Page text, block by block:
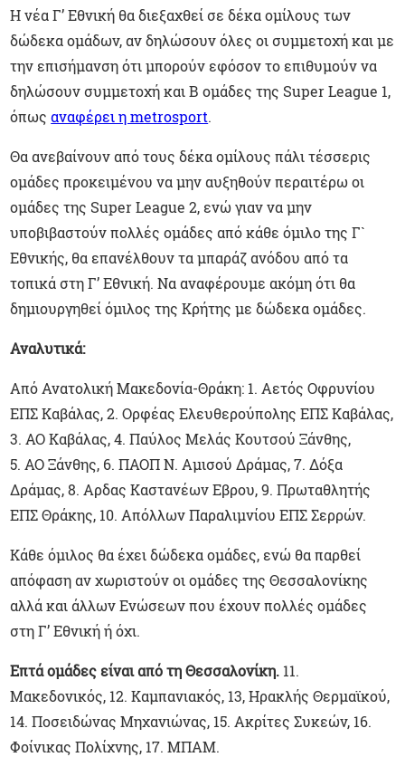
Η νέα Γ’ Εθνική θα διεξαχθεί σε δέκα ομίλους των
δώδεκα ομάδων, αν δηλώσουν όλες οι συμμετοχή και με
την επισήμανση ότι μπορούν εφόσον το επιθυμούν να
δηλώσουν συμμετοχή και Β ομάδες της Super League 1,
όπωςαναφέρει η metrosport.
Θα ανεβαίνουν από τους δέκα ομίλους πάλι τέσσερις
ομάδες προκειμένου να μην αυξηθούν περαιτέρω οι
ομάδες της Super League 2, ενώ γιαν να μην
υποβιβαστούν πολλές ομάδες από κάθε όμιλο της Γ`
Εθνικής, θα επανέλθουν τα μπαράζ ανόδου από τα
τοπικά στη Γ’ Εθνική. Να αναφέρουμε ακόμη ότι θα
δημιουργηθεί όμιλος της Κρήτης με δώδεκα ομάδες.
Αναλυτικά:
Από Ανατολική Μακεδονία-Θράκη: 1. Αετός Οφρυνίου
ΕΠΣ Καβάλας, 2. Ορφέας Ελευθερούπολης ΕΠΣ Καβάλας,
3. ΑΟ Καβάλας, 4. Παύλος Μελάς Κουτσού Ξάνθης,
5. ΑΟ Ξάνθης, 6. ΠΑΟΠ Ν. Αμισού Δράμας, 7. Δόξα
Δράμας, 8. Αρδας Καστανέων Εβρου, 9. Πρωταθλητής
ΕΠΣ Θράκης, 10. Απόλλων Παραλιμνίου ΕΠΣ Σερρών.
Κάθε όμιλος θα έχει δώδεκα ομάδες, ενώ θα παρθεί
απόφαση αν χωριστούν οι ομάδες της Θεσσαλονίκης
αλλά και άλλων Ενώσεων που έχουν πολλές ομάδες
στη Γ’ Εθνική ή όχι.
Επτά ομάδες είναι από τη Θεσσαλονίκη. 11.
Μακεδονικός, 12. Καμπανιακός, 13, Ηρακλής Θερμαϊκού,
14. Ποσειδώνας Μηχανιώνας, 15. Ακρίτες Συκεών, 16.
Φοίνικας Πολίχνης, 17. ΜΠΑΜ.